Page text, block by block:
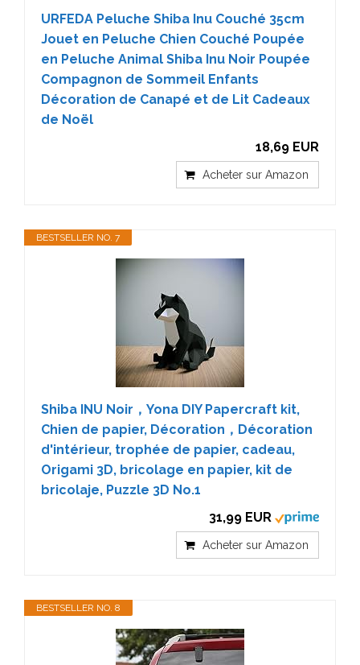
URFEDA Peluche Shiba Inu Couché 35cm
Jouet en Peluche Chien Couché Poupée
en Peluche Animal Shiba Inu Noir Poupée
Compagnon de Sommeil Enfants
Décoration de Canapé et de Lit Cadeaux
de Noël
18,69 EUR
Acheter sur Amazon
BESTSELLER NO. 7
Shiba INU Noir，Yona DIY Papercraft kit,
Chien de papier, Décoration，Décoration
d'intérieur, trophée de papier, cadeau,
Origami 3D, bricolage en papier, kit de
bricolaje, Puzzle 3D No.1
31,99 EUR
Acheter sur Amazon
BESTSELLER NO. 8